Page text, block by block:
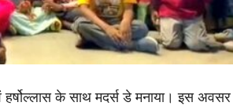
हर्षोल्लास के साथ मदर्स डे मनाया। इस अवसर